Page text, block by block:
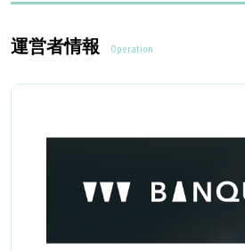
運営者情報 Operation